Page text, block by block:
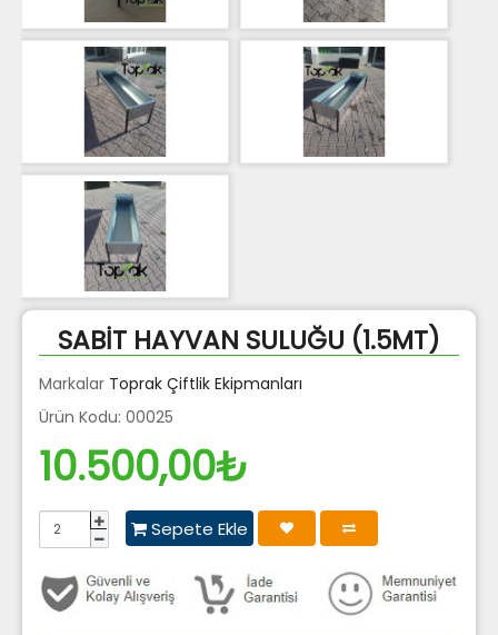
SABİT HAYVAN SULUĞU (1.5MT)
Markalar Toprak Çiftlik Ekipmanları
Ürün Kodu: 00025
10.500,00₺
Sepete Ekle